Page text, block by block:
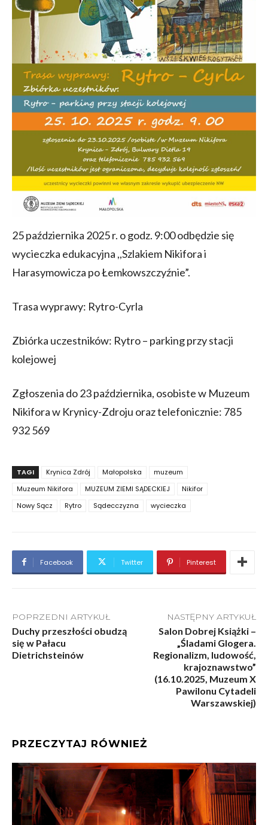
25 października 2025 r. o godz. 9:00 odbędzie się
wycieczka edukacyjna ,,Szlakiem Nikifora i
Harasymowicza po Łemkowszczyźnie”.
Trasa wyprawy: Rytro-Cyrla
Zbiórka uczestników: Rytro – parking przy stacji
kolejowej
Zgłoszenia do 23 października, osobiste w Muzeum
Nikifora w Krynicy-Zdroju oraz telefonicznie: 785
932 569
TAGI Krynica Zdrój Małopolska
muzeum
Muzeum Nikifora
MUZEUM ZIEMI SĄDECKIEJ
Nikifor
Nowy Sącz
Rytro Sądecczyzna wycieczka
Facebook Twitter Pinterest
POPRZEDNI ARTYKUŁ
Duchy przeszłości obudzą
się w Pałacu
Dietrichsteinów
NASTĘPNY ARTYKUŁ
Salon Dobrej Książki –
„Śladami Glogera.
Regionalizm, ludowość,
krajoznawstwo”
(16.10.2025, Muzeum X
Pawilonu Cytadeli
Warszawskiej)
PRZECZYTAJ RÓWNIEŻ